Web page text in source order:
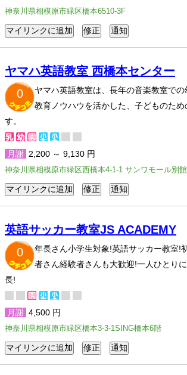
神奈川県相模原市緑区橋本6510-3F
ヤマハ英語教室 西橋本センター
0
ヤマハ英語教室は、長年の音楽教室での
教育ノウハウを活かした、子どものため
す。
月謝 2,200 ～ 9,130 円
神奈川県相模原市緑区西橋本4-1-1 サンワモール別
英語サッカー教室JS ACADEMY
0
年長さん小学生対象!英語サッカー教室!
者さん経験者さんも大歓迎!一人ひとり
長!
月謝 4,500 円
神奈川県相模原市緑区橋本3-3-1SING橋本6階